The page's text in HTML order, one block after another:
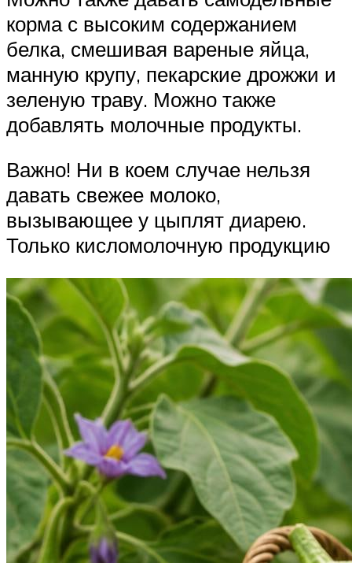
корма с высоким содержанием
белка, смешивая вареные яйца,
манную крупу, пекарские дрожжи и
зеленую траву. Можно также
добавлять молочные продукты.
Важно! Ни в коем случае нельзя
давать свежее молоко,
вызывающее у цыплят диарею.
Только кисломолочную продукцию